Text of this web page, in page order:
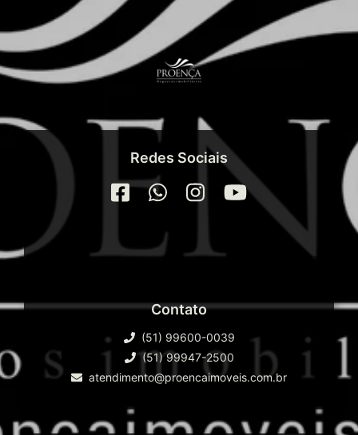
Redes Sociais
Contato
(51) 99600-0039
(51) 99947-2500
atendimento@proencaimoveis.com.br